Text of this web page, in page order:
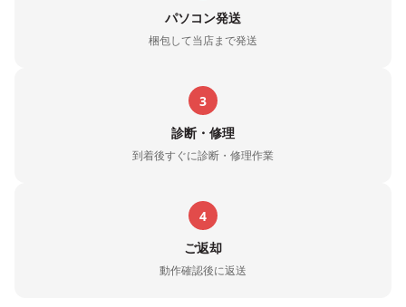
パソコン発送
梱包して当店まで発送
3
診断・修理
到着後すぐに診断・修理作業
4
ご返却
動作確認後に返送